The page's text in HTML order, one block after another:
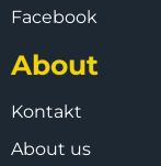
Facebook
About
Kontakt
About us